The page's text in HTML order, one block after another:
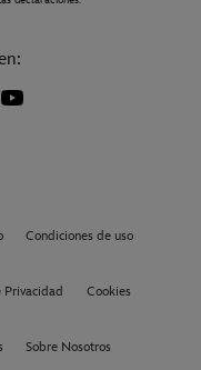
Condiciones de uso
Cookies
Sobre Nosotros